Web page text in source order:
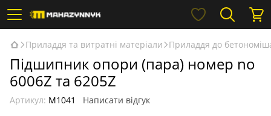
Приладдя та витратні матеріали Приладдя до
Підшипник опори (пара) номер no
6006Z та 6205Z
Артикул: М1041 Написати відгук